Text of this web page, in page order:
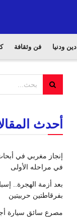
دين ودنيا فن وثقافة
أحدث
إنجاز مغربي في
في مراحله الأولى
بعد أزمة الهجرة..
بفرقاطتين حربيتين
مصرع سائق سيارة